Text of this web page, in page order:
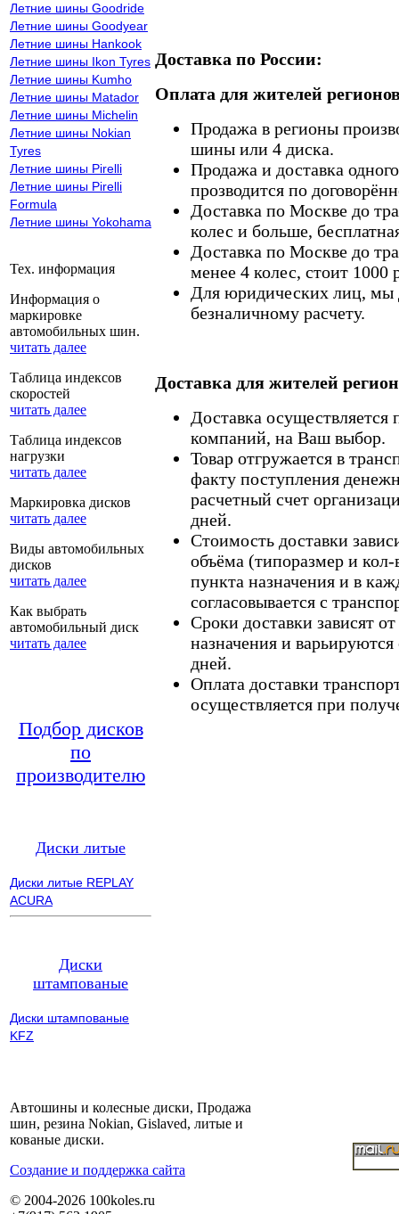
Летние шины Goodride
Летние шины Goodyear
Летние шины Hankook
Летние шины Ikon Tyres
Летние шины Kumho
Летние шины Matador
Летние шины Michelin
Летние шины Nokian
Tyres
Летние шины Pirelli
Летние шины Pirelli
Formula
Летние шины Yokohama
Тех. информация
Информация о
маркировке
автомобильных шин.
читать далее
Таблица индексов
скоростей
читать далее
Таблица индексов
нагрузки
читать далее
Маркировка дисков
читать далее
Виды автомобильных
дисков
читать далее
Как выбрать
автомобильный диск
читать далее
Подбор дисков
по
производителю
Диски литые
Диски литые REPLAY
ACURA
Диски
штампованые
Диски штампованые
KFZ
Доставка по России:
Оплата для жителей
Продажа в регионы
шины или 4 диска.
Продажа и доставка
прозводится по
Доставка по Москве до
колес и больше,
Доставка по Москве до
менее 4 колес, стоит 1000
Для юридических лиц, мы
безналичному расчету.
Доставка для жителей
Доставка
компаний, на Ваш выбор.
Товар отгружается в
факту поступления
расчетный счет
дней.
Стоимость доставки
объёма (типоразмер и кол-
пункта назначения и в
согласовывается с
Сроки доставки зависят
назначения и
дней.
Оплата доставки
осуществляется при
Автошины и колесные диски, Продажа
шин, резина Nokian, Gislaved, литые и
кованые диски.
Cоздание и поддержка сайта
© 2004-2026 100koles.ru